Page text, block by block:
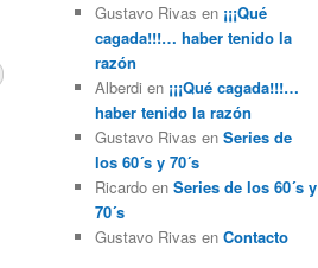
Gustavo Rivas en ¡¡¡Qué
cagada!!!… haber tenido la
razón
Alberdi en ¡¡¡Qué cagada!!!…
haber tenido la razón
Gustavo Rivas en Series de
los 60´s y 70´s
Ricardo en Series de los 60´s y
70´s
Gustavo Rivas en Contacto